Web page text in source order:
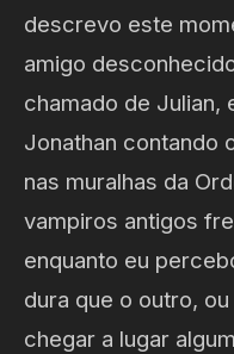
descrevo este
amigo
chamado de Julian,
Jonathan contando
nas muralhas da
vampiros antigos
enquanto eu
dura que o outro,
chegar a lugar